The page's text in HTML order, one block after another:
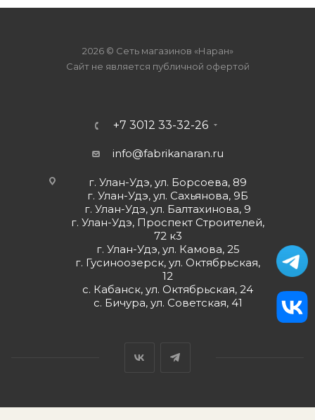
2026 © Сеть магазинов «Наран»
Сайт не является публичной офертой
+7 3012 33-32-26
info@fabrikanaran.ru
г. Улан-Удэ, ул. Борсоева, 89
г. Улан-Удэ, ул. Сахьянова, 9Б
г. Улан-Удэ, ул. Балтахинова, 9
г. Улан-Удэ, Проспект Строителей,
72 к3
г. Улан-Удэ, ул. Камова, 25
г. Гусиноозерск, ул. Октябрьская,
12
с. Кабанск, ул. Октябрьская, 24
с. Бичура, ул. Советская, 41